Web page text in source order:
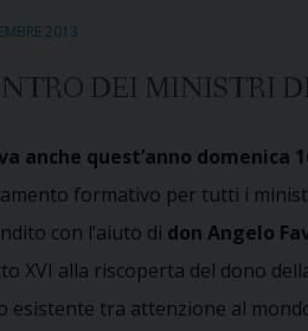
2013
DEI MINISTRI
anche quest’anno domenica
formativo per tutti i
con l’aiuto di don Angelo
XVI alla riscoperta del dono
esistente tra attenzione al